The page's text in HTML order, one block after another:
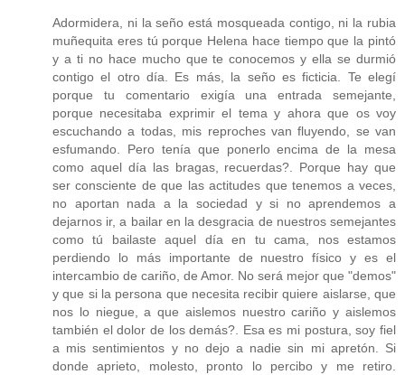
Adormidera, ni la seño está mosqueada contigo, ni la rubia
muñequita eres tú porque Helena hace tiempo que la pintó
y a ti no hace mucho que te conocemos y ella se durmió
contigo el otro día. Es más, la seño es ficticia. Te elegí
porque tu comentario exigía una entrada semejante,
porque necesitaba exprimir el tema y ahora que os voy
escuchando a todas, mis reproches van fluyendo, se van
esfumando. Pero tenía que ponerlo encima de la mesa
como aquel día las bragas, recuerdas?. Porque hay que
ser consciente de que las actitudes que tenemos a veces,
no aportan nada a la sociedad y si no aprendemos a
dejarnos ir, a bailar en la desgracia de nuestros semejantes
como tú bailaste aquel día en tu cama, nos estamos
perdiendo lo más importante de nuestro físico y es el
intercambio de cariño, de Amor. No será mejor que "demos"
y que si la persona que necesita recibir quiere aislarse, que
nos lo niegue, a que aislemos nuestro cariño y aislemos
también el dolor de los demás?. Esa es mi postura, soy fiel
a mis sentimientos y no dejo a nadie sin mi apretón. Si
donde aprieto, molesto, pronto lo percibo y me retiro.